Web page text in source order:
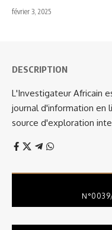
février 3, 2025
DESCRIPTION
L'Investigateur Africain
journal d'information en
source d'exploration